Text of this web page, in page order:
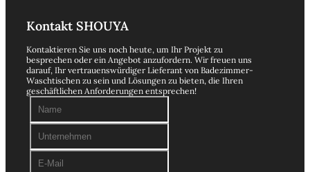
Kontakt SHOUYA
Kontaktieren Sie uns noch heute, um Ihr Projekt zu
besprechen oder ein Angebot anzufordern. Wir freuen uns
darauf, Ihr vertrauenswürdiger Lieferant von Badezimmer-
Waschtischen zu sein und Lösungen zu bieten, die Ihren
geschäftlichen Anforderungen entsprechen!